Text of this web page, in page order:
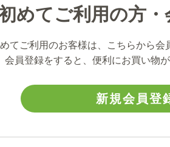
めてご利用の方・
てご利用のお客様は、こちらから会
会員登録をすると、便利にお買い物